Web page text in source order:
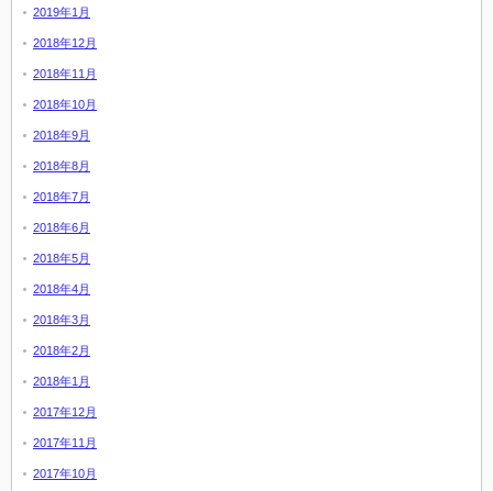
2019年1月
2018年12月
2018年11月
2018年10月
2018年9月
2018年8月
2018年7月
2018年6月
2018年5月
2018年4月
2018年3月
2018年2月
2018年1月
2017年12月
2017年11月
2017年10月